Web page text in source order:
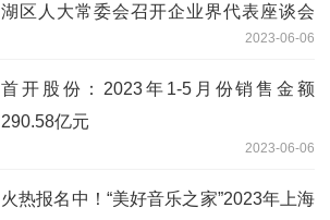
湖区人大常委会召开企业界代表座谈会
2023-06-06
首开股份：2023年1-5月份销售金额
290.58亿元
2023-06-06
火热报名中！“美好音乐之家”2023年上海